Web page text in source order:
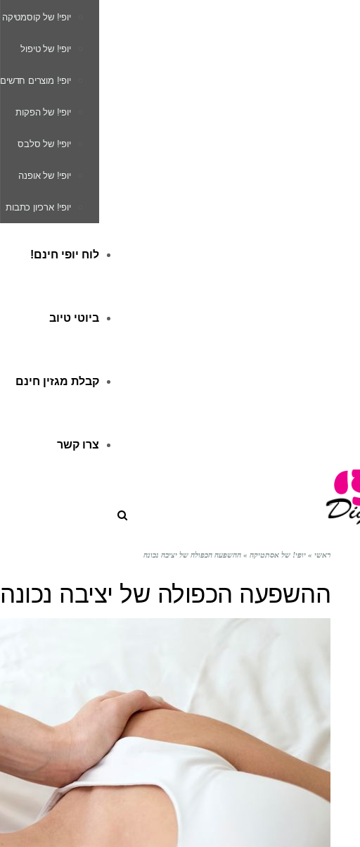
יופי! של קוסמטיקה
יופי! של טיפול
יופי! מוצרים חדשים
יופי! של הפקות
יופי! של סלבס
יופי! של אופנה
יופי! ארכיון כתבות
לוח יופי חינם!
ביוטי טיוב
קבלת מגזין חינם
צרו קשר
ראשי » יופי! של אסתטיקה » ההשפעה הכפולה של יציבה נכונה
ההשפעה הכפולה של יציבה נכונה